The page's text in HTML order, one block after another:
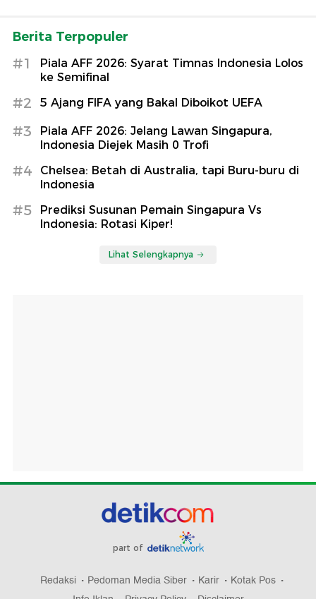
Berita Terpopuler
#1
Piala AFF 2026: Syarat Timnas Indonesia Lolos
ke Semifinal
#2 5 Ajang FIFA yang Bakal Diboikot UEFA
#3
Piala AFF 2026: Jelang Lawan Singapura,
Indonesia Diejek Masih 0 Trofi
#4
Chelsea: Betah di Australia, tapi Buru-buru di
Indonesia
#5
Prediksi Susunan Pemain Singapura Vs
Indonesia: Rotasi Kiper!
Lihat Selengkapnya
part of
Redaksi Pedoman Media Siber Karir
Kotak Pos